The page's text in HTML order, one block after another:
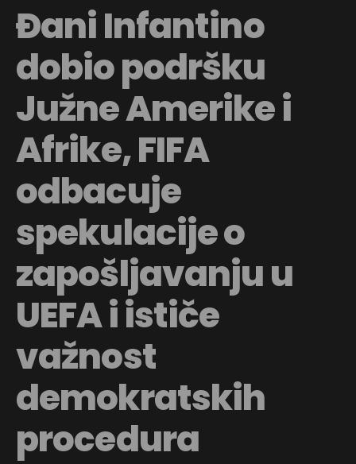
Đani Infantino
dobio podršku
Južne Amerike i
Afrike, FIFA
odbacuje
spekulacije o
zapošljavanju u
UEFA i ističe
važnost
demokratskih
procedura